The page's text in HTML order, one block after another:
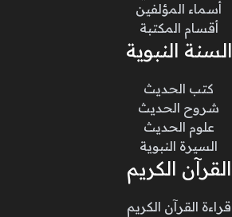
أسماء المؤلفين
أقسام المكتبة
السنة النبوية
كتب الحديث
شروح الحديث
علوم الحديث
السيرة النبوية
القرآن الكريم
قراءة القرآن الكريم